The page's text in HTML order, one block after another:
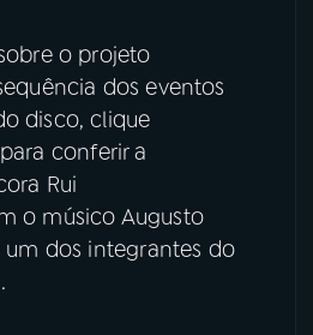
o projeto
dos eventos
disco, clique
conferir a
Rui
o músico Augusto
um dos integrantes do